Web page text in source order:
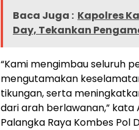
Baca Juga : Kapolres
Day, Tekankan
“Kami mengimbau seluruh
mengutamakan
tikungan, serta
dari arah berlawanan,” kata
Palangka Raya Kombes Pol